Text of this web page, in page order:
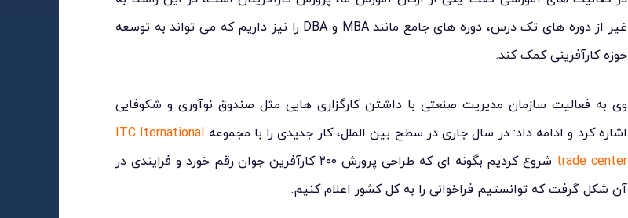
بیشتر بخوانید
غیر از دوره های تک درس، دوره های جامع مانند MBA و DBA را نیز داریم که می تواند به توسعه
حوزه کارآفرینی کمک کند.
وی به فعالیت سازمان مدیریت صنعتی با داشتن کارگزاری هایی مثل صندوق نوآوری و شکوفایی
اشاره کرد و ادامه داد: در سال جاری در سطح بین الملل، کار جدیدی را با مجموعه ITC Iternational
trade center
شروع کردیم بگونه ای که طراحی پرورش ۲۰۰ کارآفرین جوان رقم خورد و فرایندی در
آن شکل گرفت که توانستیم فراخوانی را به کل کشور اعلام کنیم.